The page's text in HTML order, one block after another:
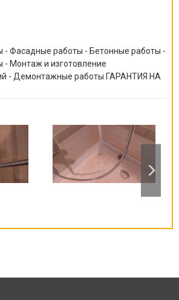
- Фасадные работы - Бетонные работы -
- Монтаж и изготовление
- Демонтажные работы ГАРАНТИЯ НА